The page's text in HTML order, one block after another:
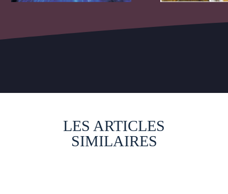
LES ARTICLES
SIMILAIRES